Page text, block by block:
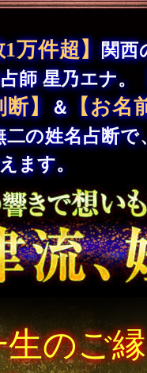
1万件超】関西
師 星乃エナ。
】
＆【お名
二の姓名占断
ます。
のご